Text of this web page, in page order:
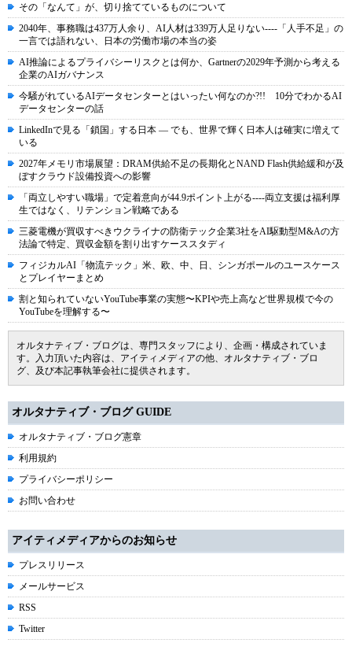
その「なんて」が、切り捨てているものについて
2040年、事務職は437万人余り、AI人材は339万人足りない----「人手不足」の
一言では語れない、日本の労働市場の本当の姿
AI推論によるプライバシーリスクとは何か、Gartnerの2029年予測から考える
企業のAIガバナンス
今騒がれているAIデータセンターとはいったい何なのか?!! 10分でわかるAI
データセンターの話
LinkedInで見る「鎖国」する日本 ― でも、世界で輝く日本人は確実に増えて
いる
2027年メモリ市場展望：DRAM供給不足の長期化とNAND Flash供給緩和が及
ぼすクラウド設備投資への影響
「両立しやすい職場」で定着意向が44.9ポイント上がる----両立支援は福利厚
生ではなく、リテンション戦略である
三菱電機が買収すべきウクライナの防衛テック企業3社をAI駆動型M&Aの方
法論で特定、買収金額を割り出すケーススタディ
フィジカルAI「物流テック」米、欧、中、日、シンガポールのユースケース
とプレイヤーまとめ
割と知られていないYouTube事業の実態〜KPIや売上高など世界規模で今の
YouTubeを理解する〜
オルタナティブ・ブログは、専門スタッフにより、企画・構成されていま
す。入力頂いた内容は、アイティメディアの他、オルタナティブ・ブロ
グ、及び本記事執筆会社に提供されます。
オルタナティブ・ブログ GUIDE
オルタナティブ・ブログ憲章
利用規約
プライバシーポリシー
お問い合わせ
アイティメディアからのお知らせ
プレスリリース
メールサービス
RSS
Twitter